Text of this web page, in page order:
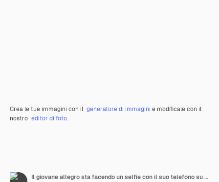
Crea le tue immagini con il generatore di immagini e modificale con il
nostro editor di foto.
Il giovane allegro sta facendo un selfie con il suo telefono su fondo bianco.